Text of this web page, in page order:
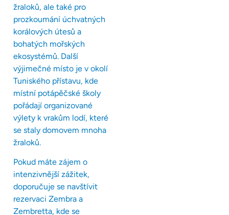
žraloků, ale také pro
prozkoumání úchvatných
korálových útesů a
bohatých mořských
ekosystémů. Další
výjimečné místo je v okolí
Tuniského přístavu, kde
místní potápěčské školy
pořádají organizované
výlety k vrakům lodí, které
se staly domovem mnoha
žraloků.
Pokud máte zájem o
intenzivnější zážitek,
doporučuje se navštívit
rezervaci Zembra a
Zembretta, kde se